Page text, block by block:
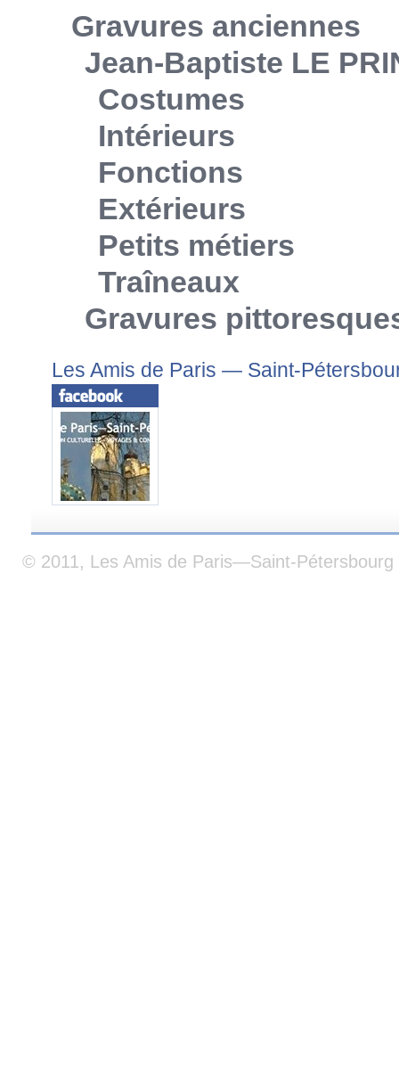
Gravures anciennes
Jean-Baptiste LE
Costumes
Intérieurs
Fonctions
Extérieurs
Petits métiers
Traîneaux
Gravures
Les Amis de Paris — Saint-
© 2011, Les Amis de Paris—Saint-Pétersbourg